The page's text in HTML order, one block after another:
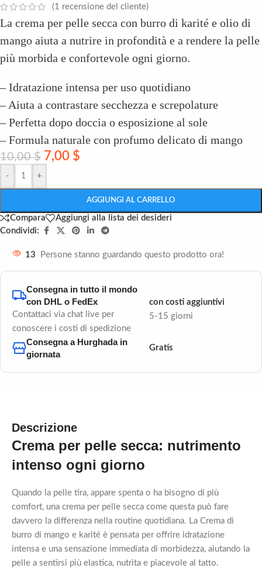
(1 recensione del cliente)
La crema per pelle secca con burro di karité e olio di
mango aiuta a nutrire in profondità e a rendere la pelle
più morbida e confortevole ogni giorno.
– Idratazione intensa per uso quotidiano
– Aiuta a contrastare secchezza e screpolature
– Perfetta dopo doccia o esposizione al sole
– Formula naturale con profumo delicato di mango
10,00$ 7,00 $
- +
AGGIUNGI AL CARRELLO
Compara
Aggiungi alla lista dei desideri
Condividi:
13 Persone stanno guardando questo prodotto ora!
Consegna in tutto il mondo
con DHL o FedEx
Contattaci via chat live per
conoscere i costi di spedizione
5-15 giorni
con costi aggiuntivi
Consegna a Hurghada in
giornata
Gratis
Descrizione
Crema per pelle secca: nutrimento
intenso ogni giorno
Quando la pelle tira, appare spenta o ha bisogno di più
comfort, una crema per pelle secca come questa può fare
davvero la differenza nella routine quotidiana. La Crema di
burro di mango e karité è pensata per offrire idratazione
intensa e una sensazione immediata di morbidezza, aiutando la
pelle a sentirsi più elastica, nutrita e piacevole al tatto.